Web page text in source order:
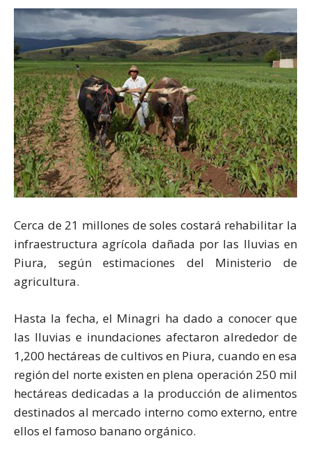
Cerca de 21 millones de soles costará rehabilitar la
infraestructura agrícola dañada por las lluvias en
Piura, según estimaciones del Ministerio de
agricultura.
Hasta la fecha, el Minagri ha dado a conocer que
las lluvias e inundaciones afectaron alrededor de
1,200 hectáreas de cultivos en Piura, cuando en esa
región del norte existen en plena operación 250 mil
hectáreas dedicadas a la producción de alimentos
destinados al mercado interno como externo, entre
ellos el famoso banano orgánico.